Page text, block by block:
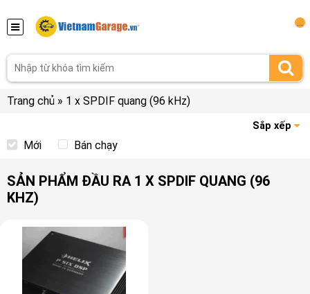
Trang chủ » 1 x SPDIF quang (96 kHz)
Sắp xếp
Mới Bán chạy
SẢN PHẨM ĐẦU RA 1 X SPDIF QUANG (96
KHZ)